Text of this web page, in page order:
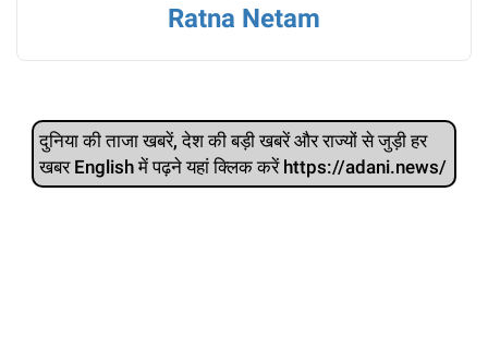
Ratna Netam
दुनिया की ताजा खबरें, देश की बड़ी खबरें और राज्‍यों से जुड़ी हर
खबर English में पढ़ने यहां क्लिक करें https://adani.news/